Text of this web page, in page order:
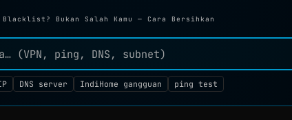
Blacklist? Bukan Salah Kamu — Cara Bersihkan
DNS server IndiHome gangguan ping test